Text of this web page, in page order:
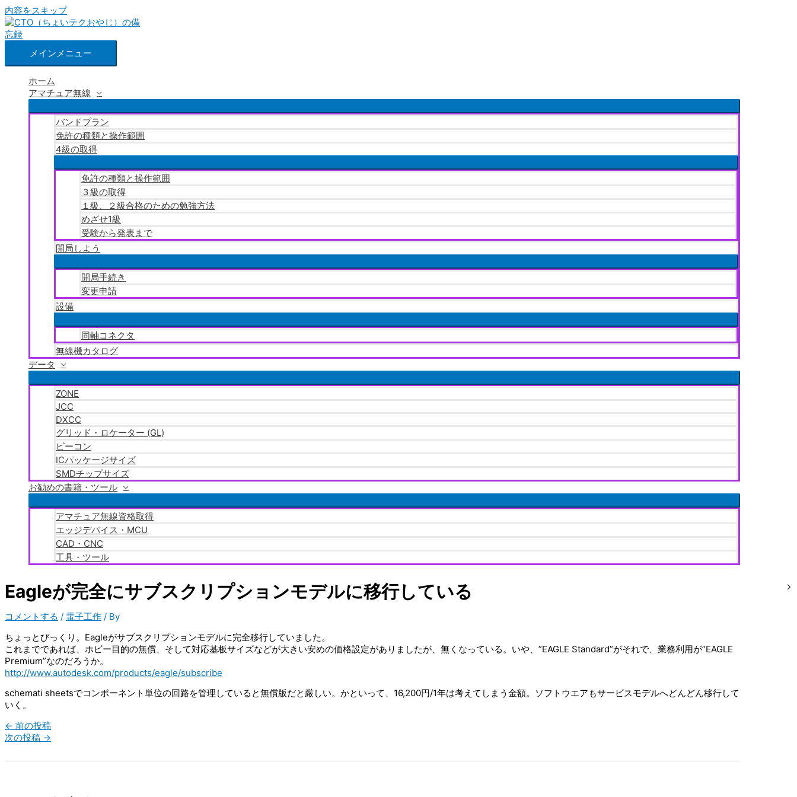
内容をスキップ
メインメニュー
ホーム
アマチュア無線
バンドプラン
免許の種類と操作範囲
4級の取得
免許の種類と操作範囲
３級の取得
１級、２級合格のための勉強方法
めざせ1級
受験から発表まで
開局しよう
開局手続き
変更申請
設備
同軸コネクタ
無線機カタログ
データ
ZONE
JCC
DXCC
グリッド・ロケーター (GL)
ビーコン
ICパッケージサイズ
SMDチップサイズ
お勧めの書籍・ツール
アマチュア無線資格取得
エッジデバイス・MCU
CAD・CNC
工具・ツール
Eagleが完全にサブスクリプションモデルに移行している
コメントする / 電子工作 / By
ちょっとびっくり。Eagleがサブスクリプションモデルに完全移行していました。
これまでであれば、ホビー目的の無償、そして対応基板サイズなどが大きい安めの価格設定がありましたが、無くなっている。いや、”EAGLE Standard”がそれで、業務利用が”EAGLE
Premium”なのだろうか。
http://www.autodesk.com/products/eagle/subscribe
schemati sheetsでコンポーネント単位の回路を管理していると無償版だと厳しい。かといって、16,200円/1年は考えてしまう金額。ソフトウエアもサービスモデルへどんどん移行して
いく。
← 前の投稿
次の投稿 →